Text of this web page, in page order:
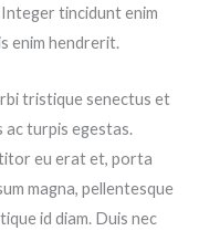
tincidunt enim
enim hendrerit.
tristique senectus et
ac turpis egestas.
eu erat et, porta
magna, pellentesque
id diam. Duis nec